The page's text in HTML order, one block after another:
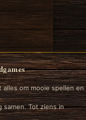
alles om mooie spellen en
samen. Tot ziens in